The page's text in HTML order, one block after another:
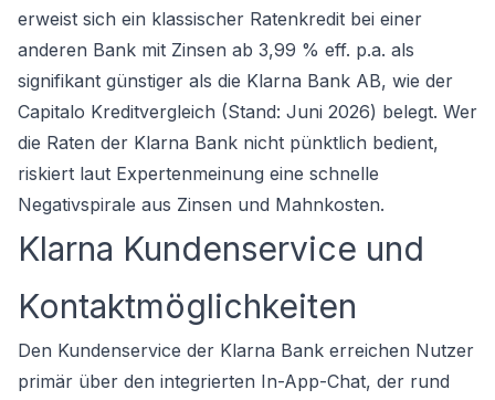
erweist sich ein klassischer Ratenkredit bei einer
anderen Bank mit Zinsen ab 3,99 % eff. p.a. als
signifikant günstiger als die Klarna Bank AB, wie der
Capitalo Kreditvergleich (Stand: Juni 2026) belegt. Wer
die Raten der Klarna Bank nicht pünktlich bedient,
riskiert laut Expertenmeinung eine schnelle
Negativspirale aus Zinsen und Mahnkosten.
Klarna Kundenservice und
Kontaktmöglichkeiten
Den Kundenservice der Klarna Bank erreichen Nutzer
primär über den integrierten In-App-Chat, der rund